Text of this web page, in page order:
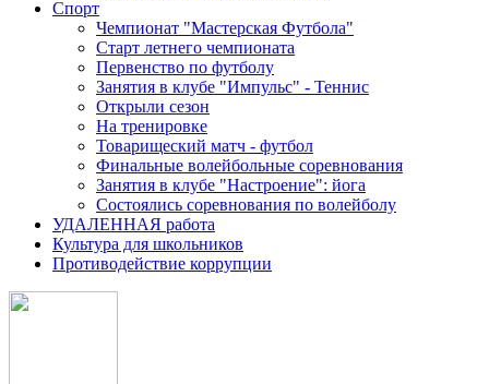
Спорт
Чемпионат "Мастерская Футбола"
Старт летнего чемпионата
Первенство по футболу
Занятия в клубе "Импульс" - Теннис
Открыли сезон
На тренировке
Товарищеский матч - футбол
Финальные волейбольные соревнования
Занятия в клубе "Настроение": йога
Состоялись соревнования по волейболу
УДАЛЕННАЯ работа
Культура для школьников
Противодействие коррупции